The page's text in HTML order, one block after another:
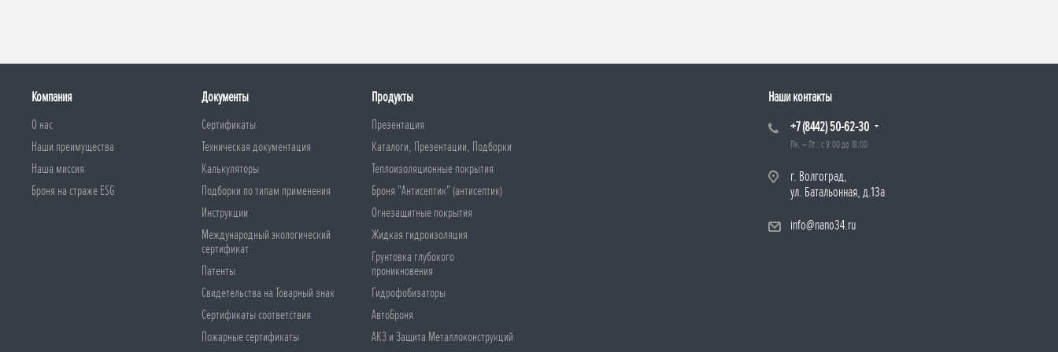
Компания
О нас
Наши преимущества
Наша миссия
Броня на страже ESG
Документы
Сертификаты
Техническая документация
Калькуляторы
Подборки по типам применения
Инструкции
Международный экологический
сертификат
Патенты
Свидетельства на Товарный знак
Сертификаты соответствия
Пожарные сертификаты
Продукты
Презентация
Каталоги, Презентации, Подборки
Теплоизоляционные покрытия
Броня "Антисептик" (антисептик)
Огнезащитные покрытия
Жидкая гидроизоляция
Грунтовка глубокого
проникновения
Гидрофобизаторы
АвтоБроня
АКЗ и Защита Металлоконструкций
Наши контакты
+7 (8442) 50-62-30
Пн. – Пт.: с 9:00 до 18:00
г. Волгоград,
ул. Батальонная, д.13а
info@nano34.ru